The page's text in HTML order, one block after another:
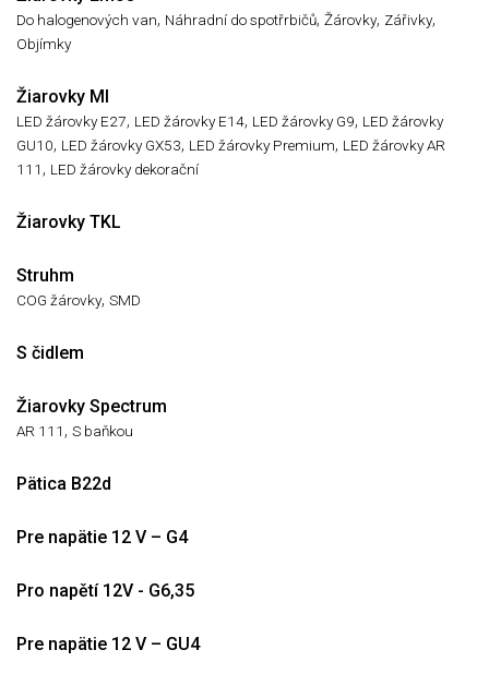
Do halogenových van, Náhradní do spotřrbičů, Žárovky, Zářivky,
Objímky
Žiarovky MI
LED žárovky E27, LED žárovky E14, LED žárovky G9, LED žárovky
GU10, LED žárovky GX53, LED žárovky Premium, LED žárovky AR
111 , LED žárovky dekorační
Žiarovky TKL
Struhm
COG žárovky, SMD
S čidlem
Žiarovky Spectrum
AR 111 , S baňkou
Pätica B22d
Pre napätie 12 V – G4
Pro napětí 12V - G6,35
Pre napätie 12 V – GU4